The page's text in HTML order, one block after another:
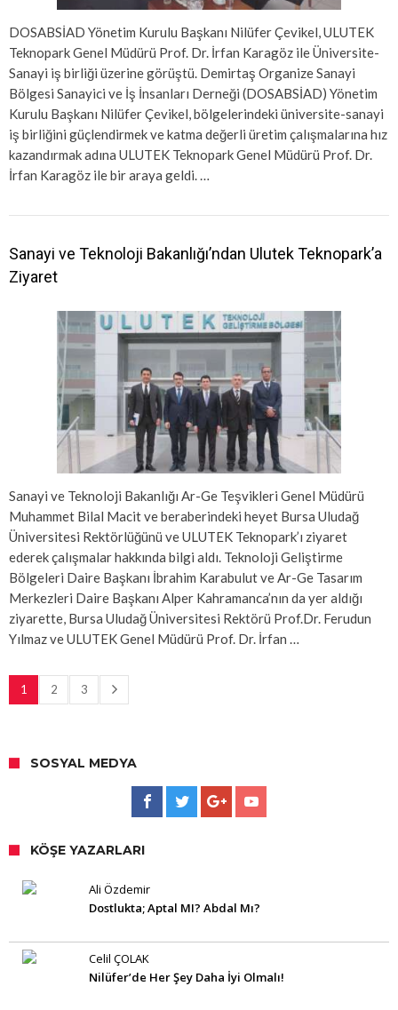
DOSABSİAD Yönetim Kurulu Başkanı Nilüfer Çevikel, ULUTEK
Teknopark Genel Müdürü Prof. Dr. İrfan Karagöz ile Üniversite-
Sanayi iş birliği üzerine görüştü. Demirtaş Organize Sanayi
Bölgesi Sanayici ve İş İnsanları Derneği (DOSABSİAD) Yönetim
Kurulu Başkanı Nilüfer Çevikel, bölgelerindeki üniversite-sanayi
iş birliğini güçlendirmek ve katma değerli üretim çalışmalarına hız
kazandırmak adına ULUTEK Teknopark Genel Müdürü Prof. Dr.
İrfan Karagöz ile bir araya geldi. …
Sanayi ve Teknoloji Bakanlığı’ndan Ulutek Teknopark’a
Ziyaret
Sanayi ve Teknoloji Bakanlığı Ar-Ge Teşvikleri Genel Müdürü
Muhammet Bilal Macit ve beraberindeki heyet Bursa Uludağ
Üniversitesi Rektörlüğünü ve ULUTEK Teknopark’ı ziyaret
ederek çalışmalar hakkında bilgi aldı. Teknoloji Geliştirme
Bölgeleri Daire Başkanı İbrahim Karabulut ve Ar-Ge Tasarım
Merkezleri Daire Başkanı Alper Kahramanca’nın da yer aldığı
ziyarette, Bursa Uludağ Üniversitesi Rektörü Prof.Dr. Ferudun
Yılmaz ve ULUTEK Genel Müdürü Prof. Dr. İrfan …
1 2 3
SOSYAL MEDYA
KÖŞE YAZARLARI
Ali Özdemir
Dostlukta; Aptal MI? Abdal Mı?
Celil ÇOLAK
Nilüfer’de Her Şey Daha İyi Olmalı!